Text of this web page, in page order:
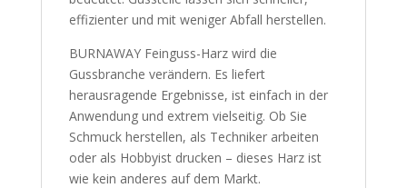
effizienter und mit weniger Abfall herstellen.
BURNAWAY Feinguss-Harz wird die
Gussbranche verändern. Es liefert
herausragende Ergebnisse, ist einfach in der
Anwendung und extrem vielseitig. Ob Sie
Schmuck herstellen, als Techniker arbeiten
oder als Hobbyist drucken – dieses Harz ist
wie kein anderes auf dem Markt.